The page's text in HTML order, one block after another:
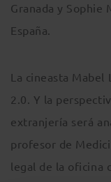
Granada y Sophie
España.
La cineasta
2.0. Y la
extranjería será
profesor de
legal de la oficina